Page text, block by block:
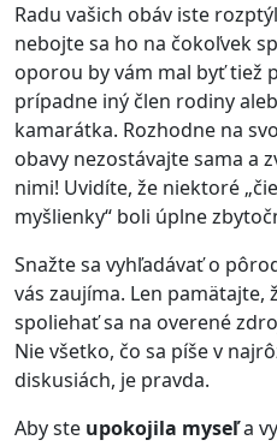
Radu vašich obáv iste
nebojte sa ho na čokoľvek
oporou by vám mal byť tiež
prípadne iný člen rodiny
kamarátka. Rozhodne na
obavy nezostávajte sama a
nimi! Uvidíte, že niektoré
myšlienky“ boli úplne
Snažte sa vyhľadávať o
vás zaujíma. Len pamätajte,
spoliehať sa na overené
Nie všetko, čo sa píše v
diskusiách, je pravda.
Aby ste upokojila myseľa